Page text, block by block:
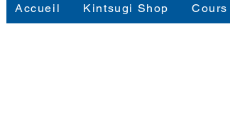
Accueil Kintsugi Shop